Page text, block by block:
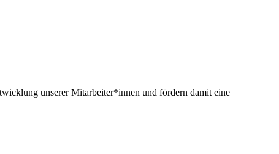
unserer Mitarbeiter*innen und fördern damit eine